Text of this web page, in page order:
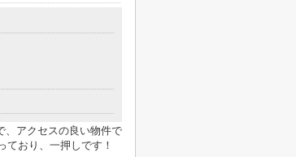
、アクセスの良い物件で
ており、一押しです！